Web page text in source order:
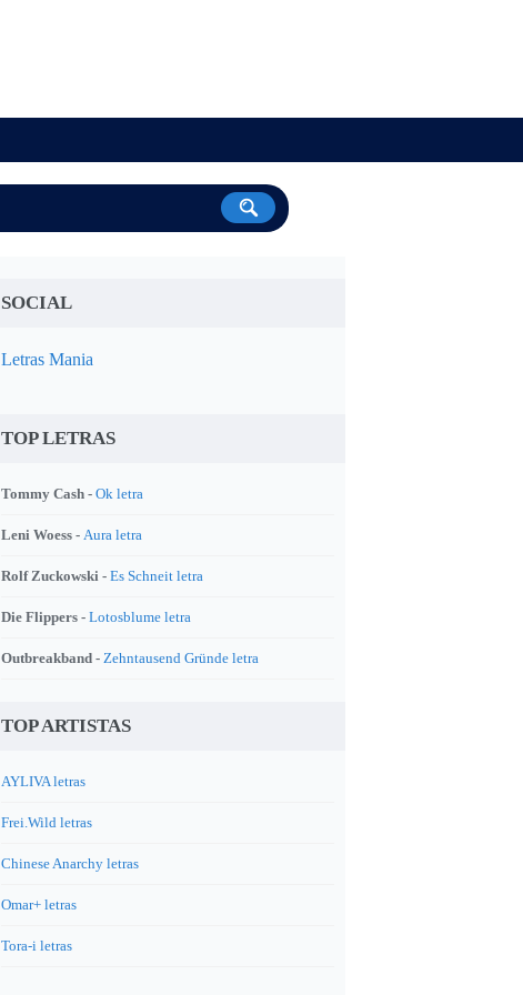
SOCIAL
Letras Mania
TOP LETRAS
Tommy Cash - Ok letra
Leni Woess - Aura letra
Rolf Zuckowski - Es Schneit letra
Die Flippers - Lotosblume letra
Outbreakband - Zehntausend Gründe letra
TOP ARTISTAS
AYLIVA letras
Frei.Wild letras
Chinese Anarchy letras
Omar+ letras
Tora-i letras